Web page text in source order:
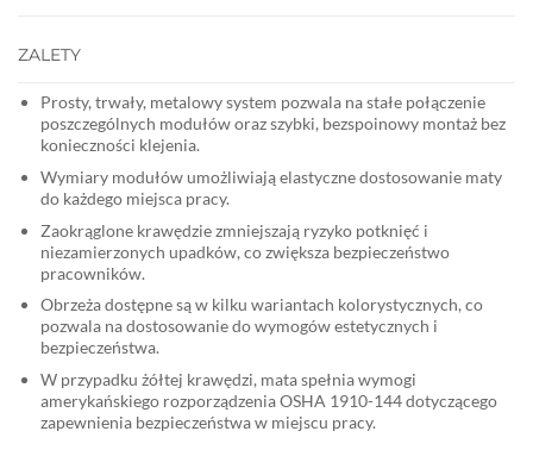
ZALETY
Prosty, trwały, metalowy system pozwala na stałe połączenie
poszczególnych modułów oraz szybki, bezspoinowy montaż bez
konieczności klejenia.
Wymiary modułów umożliwiają elastyczne dostosowanie maty
do każdego miejsca pracy.
Zaokrąglone krawędzie zmniejszają ryzyko potknięć i
niezamierzonych upadków, co zwiększa bezpieczeństwo
pracowników.
Obrzeża dostępne są w kilku wariantach kolorystycznych, co
pozwala na dostosowanie do wymogów estetycznych i
bezpieczeństwa.
W przypadku żółtej krawędzi, mata spełnia wymogi
amerykańskiego rozporządzenia OSHA 1910-144 dotyczącego
zapewnienia bezpieczeństwa w miejscu pracy.